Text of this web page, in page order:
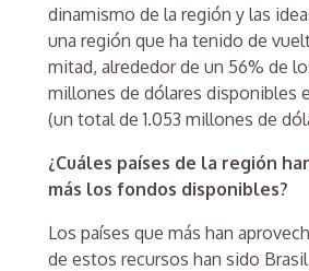
dinamismo de la región y las
una región que ha tenido de
mitad, alrededor de un 56% de
millones de dólares disponibles
(un total de 1.053 millones de
¿Cuáles países de la región
más los fondos disponibles?
Los países que más han
de estos recursos han sido